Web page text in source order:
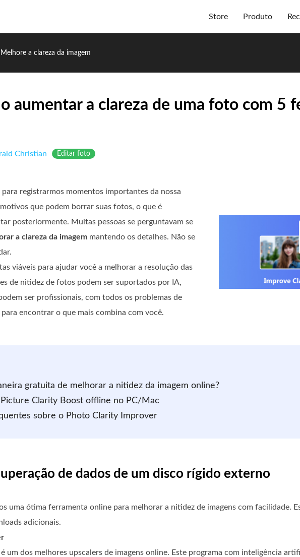
Store Produto
Melhore a clareza da imagem
aumentar a clareza de uma foto com 5
Christian Editar foto
registrarmos momentos importantes da nossa
que podem borrar suas fotos, o que é
posteriormente. Muitas pessoas se perguntavam se
a clareza da imagem mantendo os detalhes. Não se
viáveis ​​para ajudar você a melhorar a resolução das
de nitidez de fotos podem ser suportados por IA,
ser profissionais, com todos os problemas de
encontrar o que mais combina com você.
gratuita de melhorar a nitidez da imagem online?
Clarity Boost offline no PC/Mac
sobre o Photo Clarity Improver
de dados de um disco rígido externo
uma ótima ferramenta online para melhorar a nitidez de imagens com facilidade.
adicionais.
é um dos melhores upscalers de imagens online. Este programa com inteligência